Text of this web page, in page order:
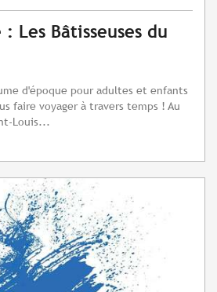
Les Bâtisseuses du
d'époque pour adultes et enfants
faire voyager à travers temps ! Au
Louis...